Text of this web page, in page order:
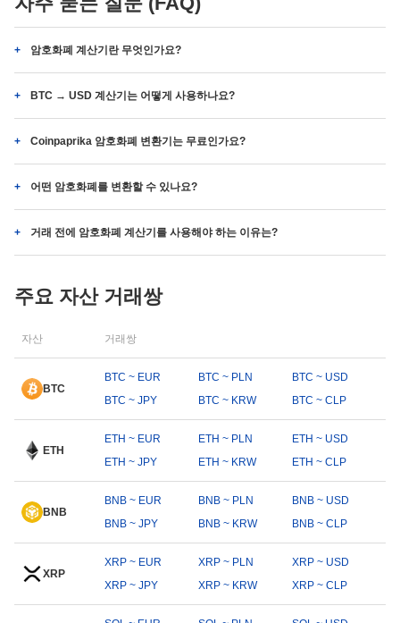
암호화폐 계산기란 무엇인가요?
BTC → USD 계산기는 어떻게 사용하나요?
Coinpaprika 암호화폐 변환기는 무료인가요?
어떤 암호화폐를 변환할 수 있나요?
거래 전에 암호화폐 계산기를 사용해야 하는 이유는?
주요 자산 거래쌍
자산 거래쌍
BTC
BTC ~ EUR BTC ~ PLN
BTC ~ USD
BTC ~ JPY
BTC ~ KRW BTC ~ CLP
ETH
ETH ~ EUR ETH ~ PLN
ETH ~ USD
ETH ~ JPY
ETH ~ KRW ETH ~ CLP
BNB
BNB ~ EUR BNB ~ PLN
BNB ~ USD
BNB ~ JPY
BNB ~ KRW BNB ~ CLP
XRP
XRP ~ EUR XRP ~ PLN
XRP ~ USD
XRP ~ JPY
XRP ~ KRW XRP ~ CLP